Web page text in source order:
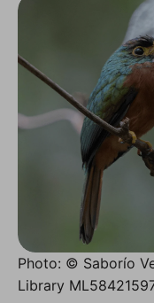
Photo: © Saborío
Library